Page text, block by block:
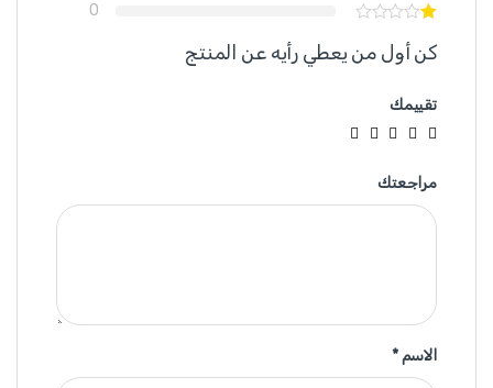
0
كن أول من يعطي رأيه عن المنتج
تقييمك
مراجعتك
الاسم*